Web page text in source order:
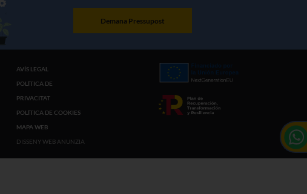
Demana Pressupost
AVÍS LEGAL
POLÍTICA DE
PRIVACITAT
POLÍTICA DE COOKIES
MAPA WEB
DISSENY WEB ANUNZIA